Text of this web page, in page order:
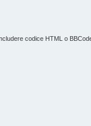
codice HTML o